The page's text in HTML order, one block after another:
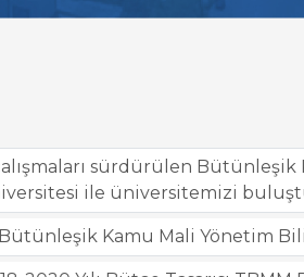
sürdürülen Bütünleşik
ile üniversitemizi
Bütünleşik Kamu Mali Yönetim